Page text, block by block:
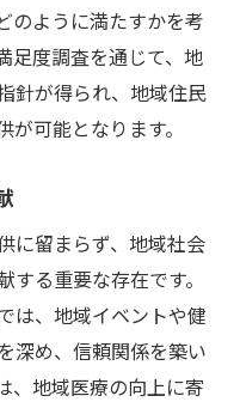
の取り組み
提供体制
ての薬局の役割
る施策
度調査の結果
必要な要素
の期待
サービスとは
のように満たすかを考
足度調査を通じて、地
針が得られ、地域住民
可能となります。
に留まらず、地域社会
る重要な存在です。
は、地域イベントや健
深め、信頼関係を築い
、地域医療の向上に寄